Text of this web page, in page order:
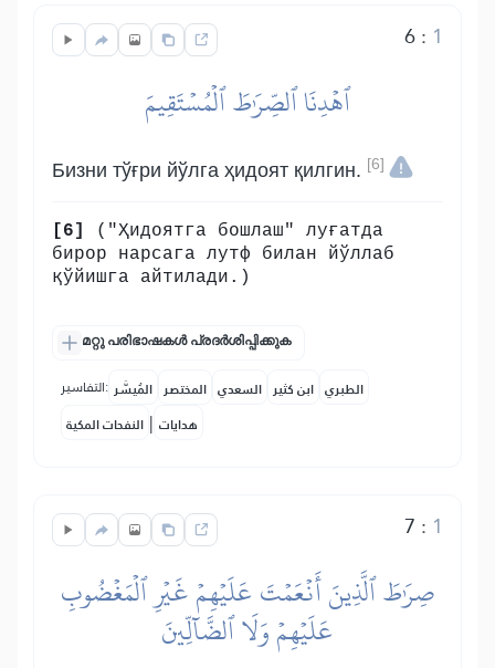
6: 1
ٱهۡدِنَا ٱلصِّرَٰطَ ٱلۡمُسۡتَقِيمَ
Бизни тўғри йўлга ҳидоят қилгин. [6]
[6]
("Ҳидоятга бошлаш" луғатда
бирор нарсага лутф билан йўллаб
қўйишга айтилади.)
മറ്റു പരിഭാഷകൾ പ്രദർശിപ്പിക്കുക
التفاسير: المُيسَّر المختصر السعدي ابن كثير الطبري
النفحات المكية | هدايات
7 : 1
صِرَٰطَ ٱلَّذِينَ أَنۡعَمۡتَ عَلَيۡهِمۡ غَيۡرِ ٱلۡمَغۡضُوبِ
عَلَيۡهِمۡ وَلَا ٱلضَّآلِّينَ